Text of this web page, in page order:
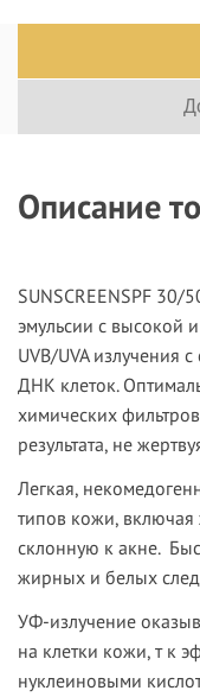
Описание
SUNSCREENSPF 30/
эмульсии с высокой
UVB/UVA излучения
ДНК клеток.
химических
результата, не
Легкая,
типов кожи,
склонную к акне.
жирных и белых
УФ-излучение
на клетки кожи, т к
нуклеиновыми